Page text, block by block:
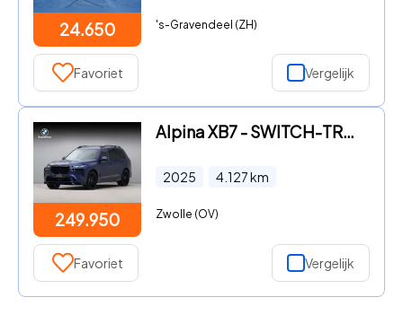
24.650 's-Gravendeel (ZH)
Favoriet Vergelijk
249.950
Alpina XB7 - SWITCH-TRONIC Allrad - ALPINA Blau II
2025 4.127km
Zwolle (OV)
Favoriet Vergelijk